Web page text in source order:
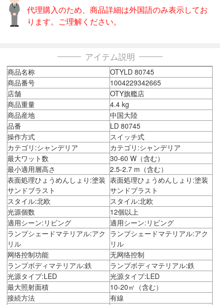
代理購入のため、商品詳細は外国語のみ表示してお
ります。ご理解ください。
アイテム説明
商品名称
OTYLD 80745
商品番号
1004229342665
店舗
OTY旗艦店
商品重量
4.4 kg
商品産地
中国大陸
品番
LD 80745
操作方式
スイッチ式
カテゴリ:シャンデリア
カテゴリ:シャンデリア
最大ワット数
30-60 W（含む）
最小適用層高さ
2.5-2.7 m（含む）
表面処理ひょうめんしょり:塗装
サンドブラスト
表面処理ひょうめんしょり:塗装
サンドブラスト
スタイル:北欧
スタイル:北欧
光源個数
12個以上
適用シーン:リビング
適用シーン:リビング
ランプシェードマテリアル:アク
リル
ランプシェードマテリアル:アク
リル
网络控制功能
无网络控制
ランプボディマテリアル:鉄
ランプボディマテリアル:鉄
光源タイプ:LED
光源タイプ:LED
最大照射面積
10-20㎡（含む）
接続方法
有線